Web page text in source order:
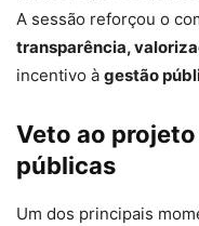
A sessão reforçou o
transparência,
incentivo à gestão
Veto ao projeto
públicas
Um dos principais